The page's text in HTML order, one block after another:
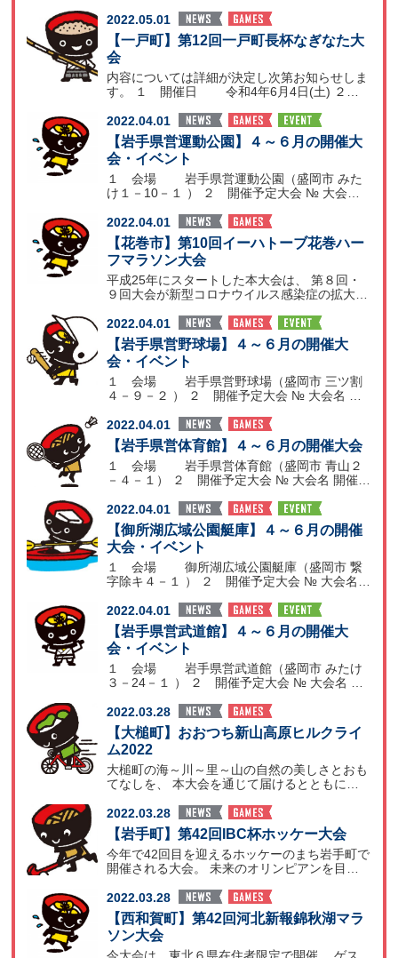
2022.05.01
【一戸町】第12回一戸町長杯なぎなた大
会
内容については詳細が決定し次第お知らせしま
す。 １ 開催日 令和4年6月4日(土) ２
2022.04.01
【岩手県営運動公園】４～６月の開催大
会・イベント
１ 会場 岩手県営運動公園（盛岡市 みた
け１－10－１ ） ２ 開催予定大会 № 大会名
2022.04.01
【花巻市】第10回イーハトーブ花巻ハー
フマラソン大会
平成25年にスタートした本大会は、 第８回・
９回大会が新型コロナウイルス感染症の拡大に
2022.04.01
【岩手県営野球場】４～６月の開催大
会・イベント
１ 会場 岩手県営野球場（盛岡市 三ツ割
４－９－２ ） ２ 開催予定大会 № 大会名 開
2022.04.01
【岩手県営体育館】４～６月の開催大会
１ 会場 岩手県営体育館（盛岡市 青山２
－４－１） ２ 開催予定大会 № 大会名 開催時
2022.04.01
【御所湖広域公園艇庫】４～６月の開催
大会・イベント
１ 会場 御所湖広域公園艇庫（盛岡市 繋
字除キ４－１ ） ２ 開催予定大会 № 大会名
2022.04.01
【岩手県営武道館】４～６月の開催大
会・イベント
１ 会場 岩手県営武道館（盛岡市 みたけ
３－24－１ ） ２ 開催予定大会 № 大会名 開
2022.03.28
【大槌町】おおつち新山高原ヒルクライ
ム2022
大槌町の海～川～里～山の自然の美しさとおも
てなしを、 本大会を通じて届けるとともに、
2022.03.28
【岩手町】第42回IBC杯ホッケー大会
今年で42回目を迎えるホッケーのまち岩手町で
開催される大会。 未来のオリンピアンを目指
2022.03.28
【西和賀町】第42回河北新報錦秋湖マラ
ソン大会